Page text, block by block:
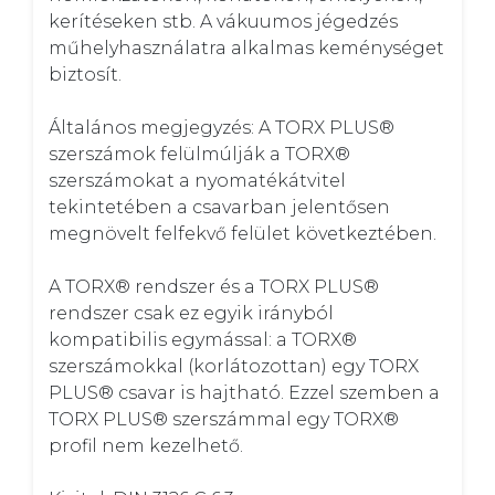
kerítéseken stb. A vákuumos jégedzés
műhelyhasználatra alkalmas keménységet
biztosít.
Általános megjegyzés: A TORX PLUS®
szerszámok felülmúlják a TORX®
szerszámokat a nyomatékátvitel
tekintetében a csavarban jelentősen
megnövelt felfekvő felület következtében.
A TORX® rendszer és a TORX PLUS®
rendszer csak ez egyik irányból
kompatibilis egymással: a TORX®
szerszámokkal (korlátozottan) egy TORX
PLUS® csavar is hajtható. Ezzel szemben a
TORX PLUS® szerszámmal egy TORX®
profil nem kezelhető.